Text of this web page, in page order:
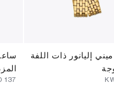
إليانور ذات اللفة